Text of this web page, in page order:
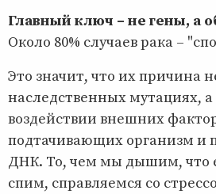
Главный ключ – не гены, а
Около 80% случаев рака –
Это значит, что их причина
наследственных мутациях, а
воздействии внешних
подтачивающих организм и
ДНК. То, чем мы дышим, что
спим, справляемся со